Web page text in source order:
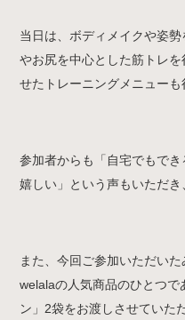
当日は、ボディメイクや姿
やお尻を中心とした筋トレ
せたトレーニングメニューも
参加者からも「自宅でもで
嬉しい」という声もいただき
また、今回ご参加いただい
welalaの人気商品のひとつ
ン」2袋をお渡しさせていた